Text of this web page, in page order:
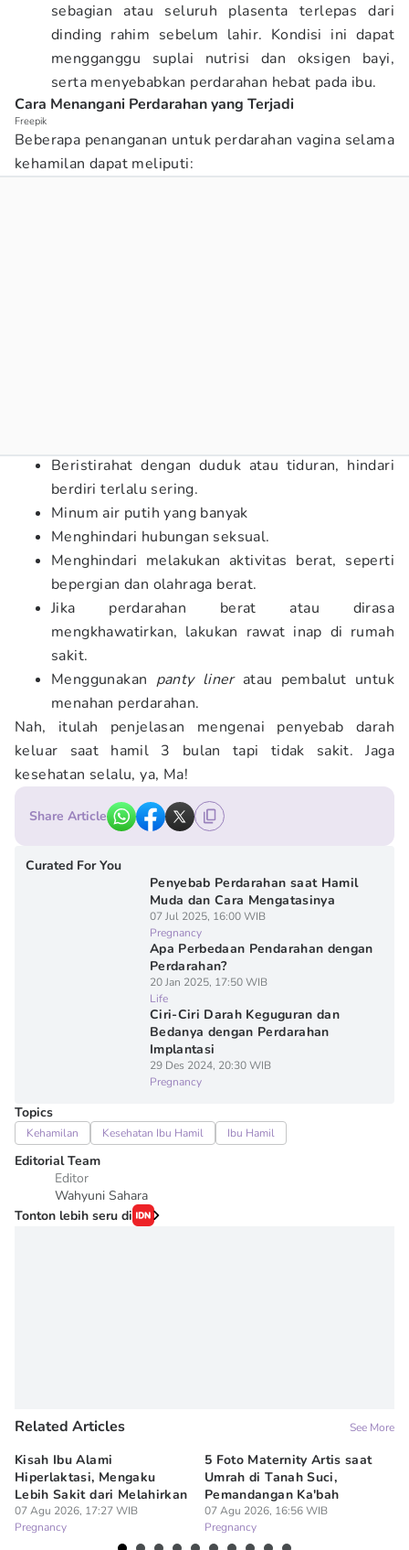
sebagian atau seluruh plasenta terlepas dari
dinding rahim sebelum lahir. Kondisi ini dapat
mengganggu suplai nutrisi dan oksigen bayi,
serta menyebabkan perdarahan hebat pada ibu.
Cara Menangani Perdarahan yang Terjadi
Freepik
Beberapa penanganan untuk perdarahan vagina selama
kehamilan dapat meliputi:
Beristirahat dengan duduk atau tiduran, hindari
berdiri terlalu sering.
Minum air putih yang banyak
Menghindari hubungan seksual.
Menghindari melakukan aktivitas berat, seperti
bepergian dan olahraga berat.
Jika perdarahan berat atau dirasa
mengkhawatirkan, lakukan rawat inap di rumah
sakit.
Menggunakan panty liner atau pembalut untuk
menahan perdarahan.
Nah, itulah penjelasan mengenai penyebab darah
keluar saat hamil 3 bulan tapi tidak sakit. Jaga
kesehatan selalu, ya, Ma!
Share Article
Curated For You
Penyebab Perdarahan saat Hamil
Muda dan Cara Mengatasinya
07 Jul 2025, 16:00 WIB
Pregnancy
Apa Perbedaan Pendarahan dengan
Perdarahan?
20 Jan 2025, 17:50 WIB
Life
Ciri-Ciri Darah Keguguran dan
Bedanya dengan Perdarahan
Implantasi
29 Des 2024, 20:30 WIB
Pregnancy
Topics
Kehamilan Kesehatan Ibu Hamil Ibu Hamil
Editorial Team
Editor
Wahyuni Sahara
Tonton lebih seru di
Related Articles See More
Kisah Ibu Alami
Hiperlaktasi, Mengaku
Lebih Sakit dari Melahirkan
07 Agu 2026, 17:27 WIB
Pregnancy
5 Foto Maternity Artis saat
Umrah di Tanah Suci,
Pemandangan Ka'bah
07 Agu 2026, 16:56 WIB
Pregnancy